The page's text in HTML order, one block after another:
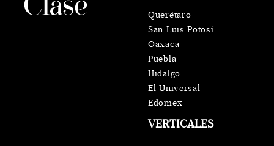
VERTICALES
Querétaro
San Luis Potosí
Oaxaca
Puebla
Hidalgo
El Universal
Edomex